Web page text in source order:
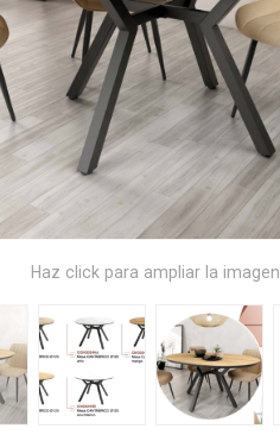
Haz click para ampliar la imagen